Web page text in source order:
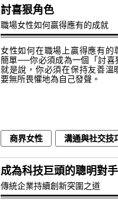
討喜狠角色
職場女性如何贏得應有的成就
女性如何在職場上贏得應有的
簡單──你必須成為一個「討喜
就是說，你必須在保持友善溫
要無所畏懼地為自己發聲。
商界女性 溝通與社交技
成為科技巨頭的聰明對手
傳統企業持續創新突圍之道